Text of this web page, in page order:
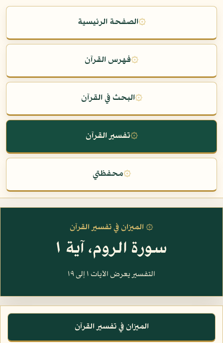
۞الصفحة الرئيسية
۞فهرس القرآن
۞البحث في القرآن
۞تفسير القرآن
۞محفظتي
۞ الميزان في تفسير القرآن
سورة الروم، آية ١
التفسير يعرض الآيات ١ إلى ١٩
الميزان في تفسير القرآن